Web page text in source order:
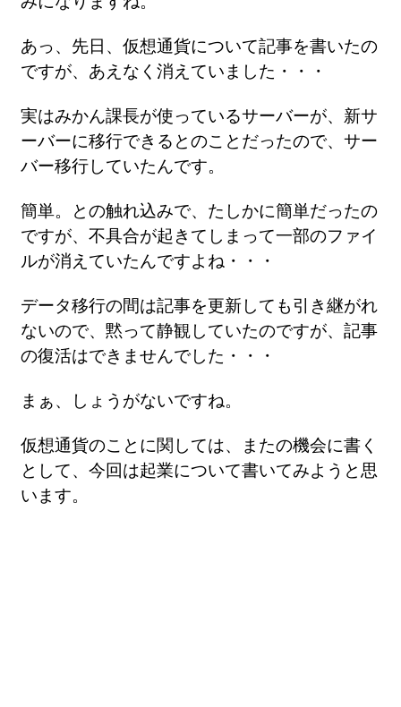
あっ、先日、仮想通貨について記事を書いたの
ですが、あえなく消えていました・・・
実はみかん課長が使っているサーバーが、新サ
ーバーに移行できるとのことだったので、サー
バー移行していたんです。
簡単。との触れ込みで、たしかに簡単だったの
ですが、不具合が起きてしまって一部のファイ
ルが消えていたんですよね・・・
データ移行の間は記事を更新しても引き継がれ
ないので、黙って静観していたのですが、記事
の復活はできませんでした・・・
まぁ、しょうがないですね。
仮想通貨のことに関しては、またの機会に書く
として、今回は起業について書いてみようと思
います。